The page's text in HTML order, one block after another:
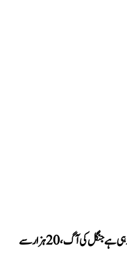
مغربی کناڈا میں تیزی سے پھیل رہی ہے جنگل کی آگ، 20 ہزار سے